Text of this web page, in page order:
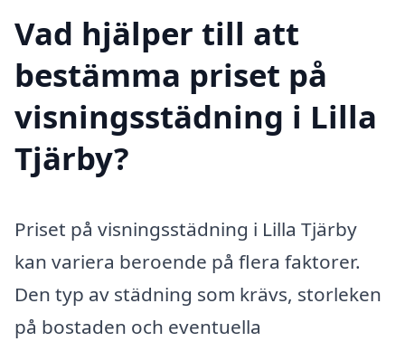
Vad hjälper till att
bestämma priset på
visningsstädning i Lilla
Tjärby?
Priset på visningsstädning i Lilla Tjärby
kan variera beroende på flera faktorer.
Den typ av städning som krävs, storleken
på bostaden och eventuella